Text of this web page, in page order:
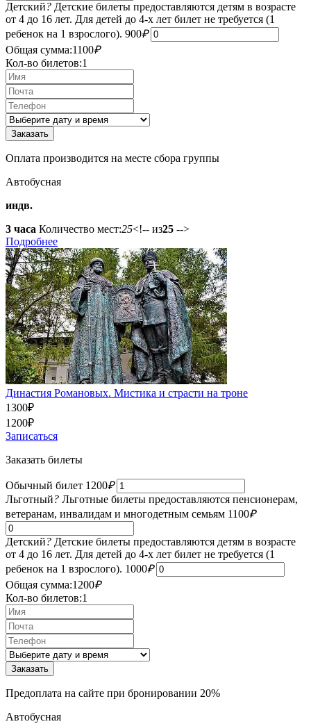
Детский? Детские билеты предоставляются детям в возрасте
от 4 до 16 лет. Для детей до 4-х лет билет не требуется (1
ребенок на 1 взрослого). 900₽
Общая сумма:1100₽
Кол-во билетов:1
Оплата производится на месте сбора группы
Автобусная
индв.
3 часа Количество мест:25<!-- из25 -->
Подробнее
Династия Романовых. Мистика и страсти на троне
1300₽
1200₽
Записаться
Заказать билеты
Обычный билет 1200₽
Льготный? Льготные билеты предоставляются пенсионерам,
ветеранам, инвалидам и многодетным семьям 1100₽
Детский? Детские билеты предоставляются детям в возрасте
от 4 до 16 лет. Для детей до 4-х лет билет не требуется (1
ребенок на 1 взрослого). 1000₽
Общая сумма:1200₽
Кол-во билетов:1
Предоплата на сайте при бронировании 20%
Автобусная